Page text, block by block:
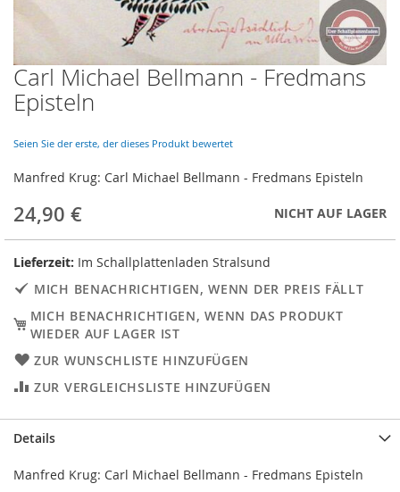
Skip
to
the
of
images
Carl Michael Bellmann - Fredmans
Episteln
Seien Sie der erste, der dieses Produkt bewertet
Manfred Krug: Carl Michael Bellmann - Fredmans Episteln
24,90 € NICHT AUF LAGER
Lieferzeit: Im Schallplattenladen Stralsund
MICH BENACHRICHTIGEN, WENN DER PREIS FÄLLT
MICH BENACHRICHTIGEN, WENN DAS PRODUKT
WIEDER AUF LAGER IST
ZUR WUNSCHLISTE HINZUFÜGEN
ZUR VERGLEICHSLISTE HINZUFÜGEN
Details
Manfred Krug: Carl Michael Bellmann - Fredmans Episteln